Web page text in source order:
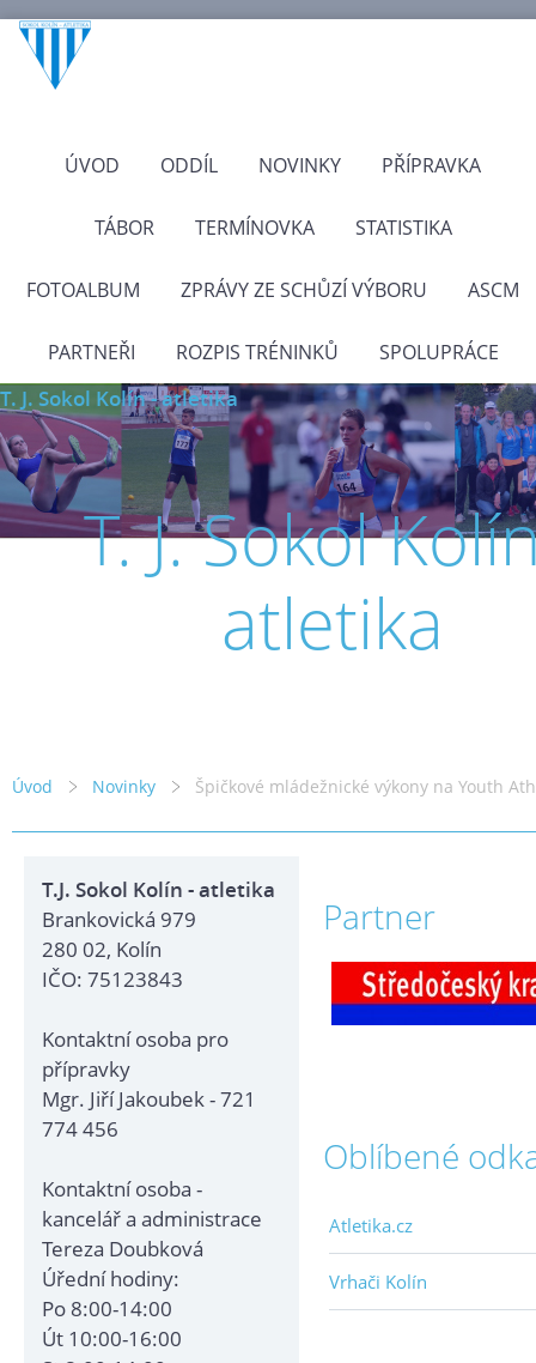
ÚVOD ODDÍL NOVINKY PŘÍPRAVKA
TÁBOR TERMÍNOVKA STATISTIKA
FOTOALBUM ZPRÁVY ZE SCHŮZÍ VÝBORU ASCM
PARTNEŘI ROZPIS TRÉNINKŮ SPOLUPRÁCE
T. J. Sokol Kolín - atletika
T. J. Sokol
atletika
Úvod Novinky Špičkové mládežnické výkony na Youth
T.J. Sokol Kolín - atletika
Brankovická 979
280 02, Kolín
IČO: 75123843
Kontaktní osoba pro
přípravky
Mgr. Jiří Jakoubek - 721
774 456
Kontaktní osoba -
kancelář a administrace
Tereza Doubková
Úřední hodiny:
Po 8:00-14:00
Út 10:00-16:00
Partner
Oblíbené
Atletika.cz
Vrhači Kolín